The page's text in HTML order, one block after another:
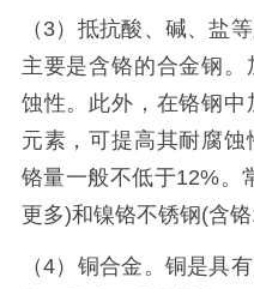
（3）抵抗酸、碱、盐
主要是含铬的合金钢
蚀性。此外，在铬钢
元素，可提高其耐腐
铬量一般不低于12%。
更多)和镍铬不锈钢(含铬
（4）铜合金。铜是具